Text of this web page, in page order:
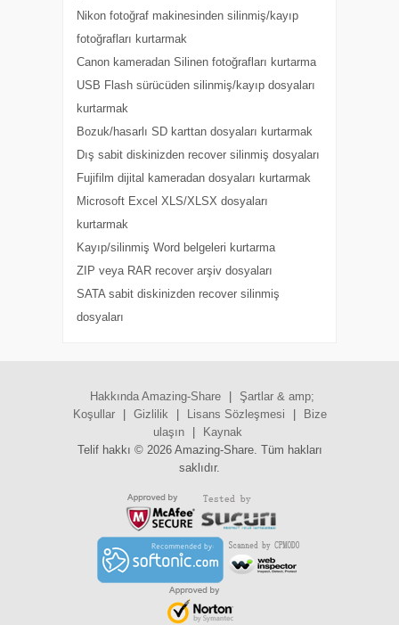
Nikon fotoğraf makinesinden silinmiş/kayıp
fotoğrafları kurtarmak
Canon kameradan Silinen fotoğrafları kurtarma
USB Flash sürücüden silinmiş/kayıp dosyaları
kurtarmak
Bozuk/hasarlı SD karttan dosyaları kurtarmak
Dış sabit diskinizden recover silinmiş dosyaları
Fujifilm dijital kameradan dosyaları kurtarmak
Microsoft Excel XLS/XLSX dosyaları
kurtarmak
Kayıp/silinmiş Word belgeleri kurtarma
ZIP veya RAR recover arşiv dosyaları
SATA sabit diskinizden recover silinmiş
dosyaları
Hakkında Amazing-Share
Şartlar & amp;
Koşullar
Gizlilik Lisans Sözleşmesi
Bize
ulaşın
Kaynak
Telif hakkı © 2026 Amazing-Share. Tüm hakları
saklıdır.